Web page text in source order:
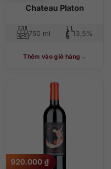
Chateau Platon
750 ml 13,5%
Thêm vào giỏ hàng
920.000 ₫